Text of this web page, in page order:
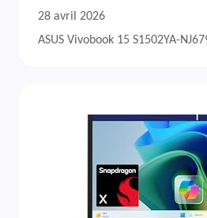
28 avril 2026
ASUS Vivobook 15 S1502YA-